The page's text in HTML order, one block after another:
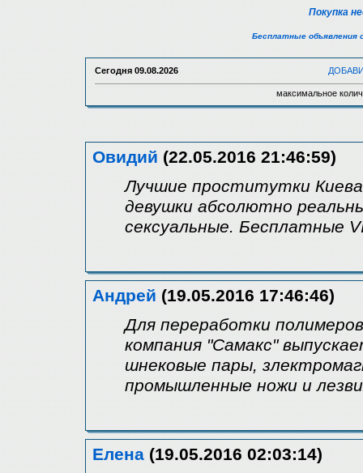
Покупка
Бесплатные объявления
Сегодня 09.08.2026
максимальное
Овидий (22.05.2016 21:46:59)
Лучшие проститутки
девушки абсолютно
сексуальные. Бесплатные
Андрей (19.05.2016 17:46:46)
Для переработки
компания "Самакс"
шнековые пары,
промышленные ножи и
Елена (19.05.2016 02:03:14)